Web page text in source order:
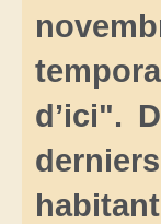
d’ici".